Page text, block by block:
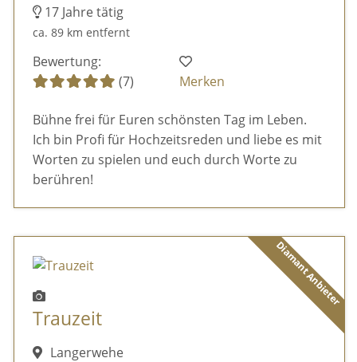
17 Jahre tätig
ca. 89 km entfernt
Bewertung:
(7)
Merken
Bühne frei für Euren schönsten Tag im Leben.
Ich bin Profi für Hochzeitsreden und liebe es mit
Worten zu spielen und euch durch Worte zu
berühren!
Diamant Anbieter
Trauzeit
Langerwehe